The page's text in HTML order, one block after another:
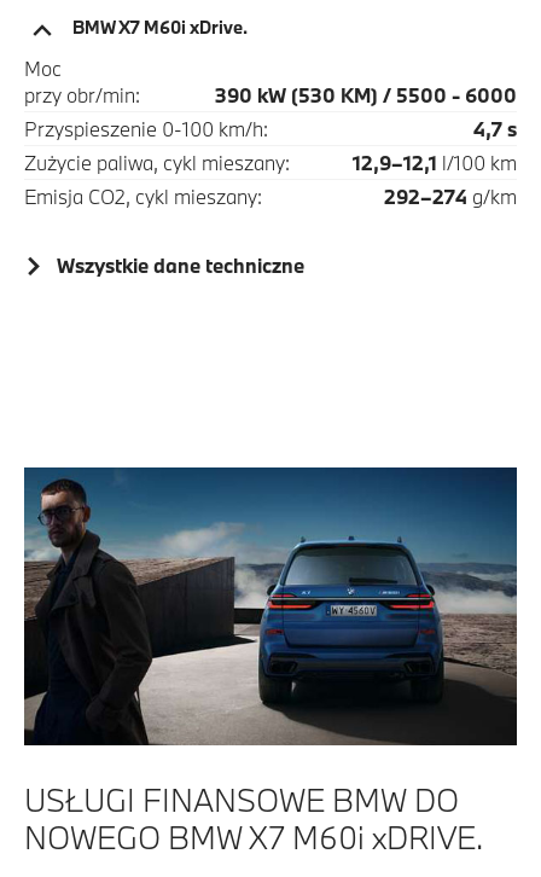
BMW X7 M60i xDrive.
Moc
przy obr/min:
390 kW (530 KM) / 5500 - 6000
Przyspieszenie 0-100 km/h:
4,7 s
Zużycie paliwa, cykl mieszany:
12,9–12,1 l/100 km
Emisja CO2, cykl mieszany:
292–274 g/km
Wszystkie dane techniczne
USŁUGI FINANSOWE BMW DO
NOWEGO BMW X7 M60i xDRIVE.